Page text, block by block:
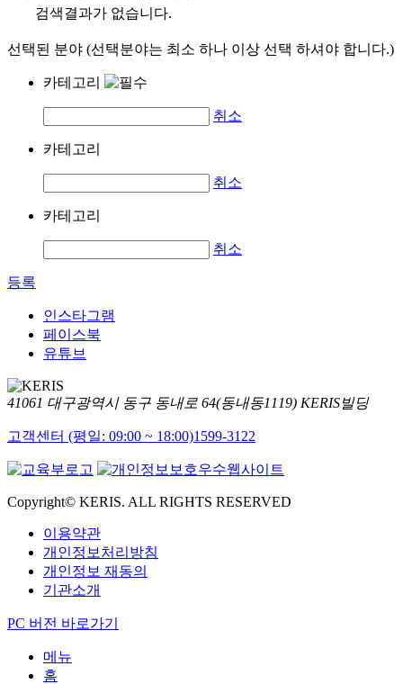
검색결과가 없습니다.
선택된 분야 (선택분야는 최소 하나 이상 선택 하셔야 합니다.)
카테고리
취소
카테고리
취소
카테고리
취소
등록
인스타그램
페이스북
유튜브
41061 대구광역시 동구 동내로 64(동내동1119) KERIS빌딩
고객센터 (평일: 09:00 ~ 18:00)1599-3122
Copyright© KERIS. ALL RIGHTS RESERVED
이용약관
개인정보처리방침
개인정보 재동의
기관소개
PC 버전 바로가기
메뉴
홈